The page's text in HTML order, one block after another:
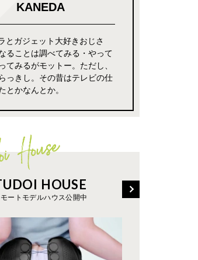
KANEDA
とガジェット大好きおじさ
ることは調べてみる・やって
てみるがモットー。ただし、
っきし。その昔はテレビの仕
とかなんとか。
HOUSE
モートモデルハウス公開中